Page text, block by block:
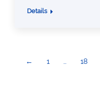
Details
← 1 … 18